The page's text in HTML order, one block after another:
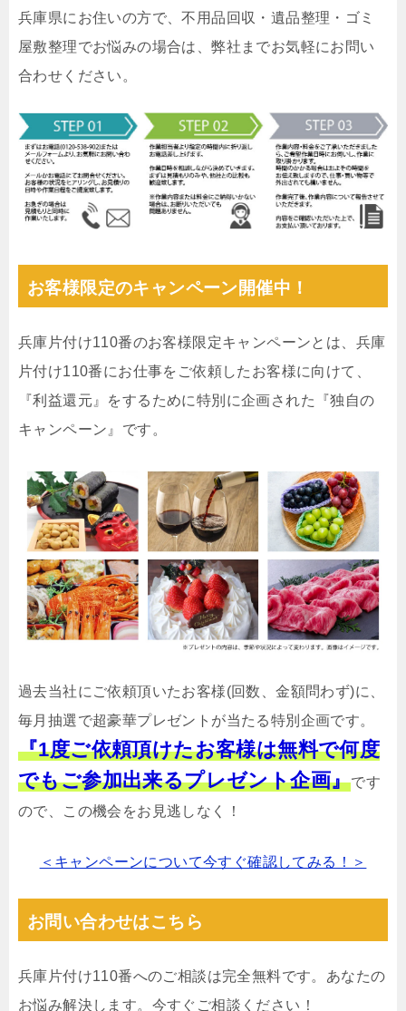
兵庫県にお住いの方で、不用品回収・遺品整理・ゴミ
屋敷整理でお悩みの場合は、弊社までお気軽にお問い
合わせください。
お客様限定のキャンペーン開催中！
兵庫片付け110番のお客様限定キャンペーンとは、兵庫
片付け110番にお仕事をご依頼したお客様に向けて、
『利益還元』をするために特別に企画された『独自の
キャンペーン』です。
過去当社にご依頼頂いたお客様(回数、金額問わず)に、
毎月抽選で超豪華プレゼントが当たる特別企画です。
『1度ご依頼頂けたお客様は無料で何度
でもご参加出来るプレゼント企画』です
ので、この機会をお見逃しなく！
＜キャンペーンについて今すぐ確認してみる！＞
お問い合わせはこちら
兵庫片付け110番へのご相談は完全無料です。あなたの
お悩み解決します。今すぐご相談ください！